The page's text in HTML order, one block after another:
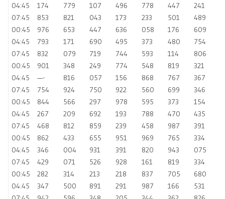
04:45
174 779 107 496 778 447
241
07:45
853 821 043 173 233 501
489
00:45
976 653 447 636 058 176
609
04:45
793 171 690 495 373 480
754
07:45
832 079 719 744 593 114
806
00:45
901 348 249 774 548 819
321
04:45
—- 816 057 156 868 767
367
07:45
754 924 750 922 560 699
346
00:45
844 566 297 978 595 373
154
04:45
267 209 692 193 788 470
435
07:45
468 812 859 239 458 987
391
00:45
862 433 655 951 969 765
334
04:45
346 004 931 391 820 943
075
07:45
429 071 526 928 161 819
334
00:45
282 314 213 218 837 705
680
04:45
347 500 891 291 987 166
531